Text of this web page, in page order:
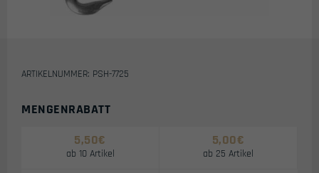
ARTIKELNUMMER: PSH-7725
MENGENRABATT
5,50€
ab 10 Artikel
5,00€
ab 25 Artikel